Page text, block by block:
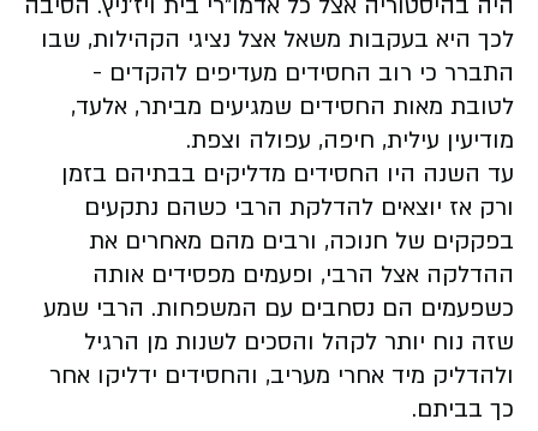
לכך היא בעקבות משאל אצל נציגי הקהילות, שבו
התברר כי רוב החסידים מעדיפים להקדים -
לטובת מאות החסידים שמגיעים מביתר, אלעד,
מודיעין עילית, חיפה, עפולה וצפת.
עד השנה היו החסידים מדליקים בבתיהם בזמן
ורק אז יוצאים להדלקת הרבי כשהם נתקעים
בפקקים של חנוכה, ורבים מהם מאחרים את
ההדלקה אצל הרבי, ופעמים מפסידים אותה
כשפעמים הם נסחבים עם המשפחות. הרבי שמע
שזה נוח יותר לקהל והסכים לשנות מן הרגיל
ולהדליק מיד אחרי מעריב, והחסידים ידליקו אחר
כך בביתם.